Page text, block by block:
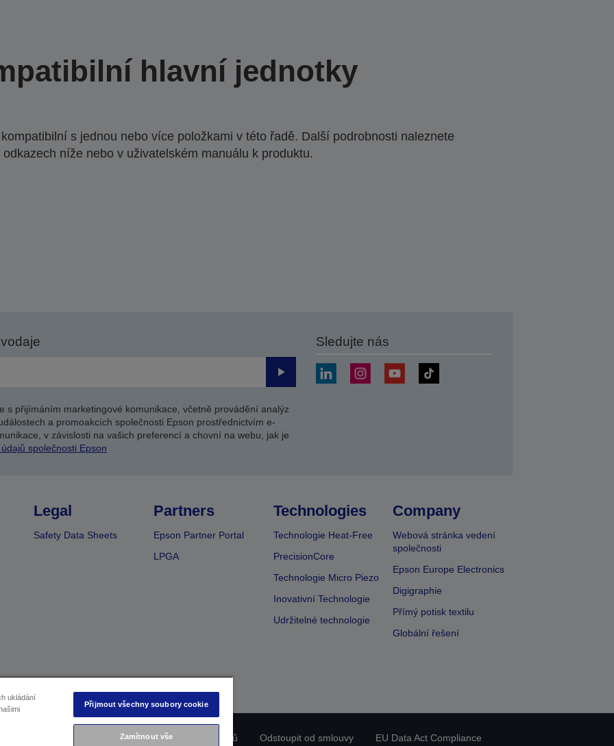
hlavní jednotky
s jednou nebo více položkami v této řadě. Další podrobnosti naleznete
odkazech níže nebo v uživatelském manuálu k produktu.
Odeslat
s přijímáním marketingové komunikace, včetně provádění analýz
a promoakcích společnosti Epson prostřednictvím e-
v závislosti na vašich preferencí a chovní na webu, jak je
společnosti Epson
Sledujte nás
Legal
Safety Data Sheets
Partners
Epson Partner Portal
LPGA
Technologies
Technologie Heat-Free
PrecisionCore
Technologie Micro Piezo
Inovativní Technologie
Udržitelné technologie
Company
Webová stránka vedení
společnosti
Epson Europe Electronics
Digigraphie
Přímý potisk textilu
Globální řešení
Prohlášení o ochraně osobních údajů Odstoupit od smlouvy EU Data Act Compliance
ukládání
Přijmout všechny soubory cookie
Zamítnout vše